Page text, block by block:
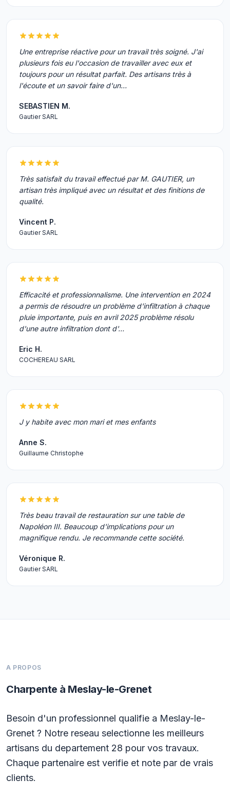
Une entreprise réactive pour un travail très soigné. J'ai
plusieurs fois eu l'occasion de travailler avec eux et
toujours pour un résultat parfait. Des artisans très à
l'écoute et un savoir faire d'un…
SEBASTIEN M.
Gautier SARL
Très satisfait du travail effectué par M. GAUTIER, un
artisan très impliqué avec un résultat et des finitions de
qualité.
Vincent P.
Gautier SARL
Efficacité et professionnalisme. Une intervention en 2024
a permis de résoudre un problème d'infiltration à chaque
pluie importante, puis en avril 2025 problème résolu
d'une autre infiltration dont d'…
Eric H.
COCHEREAU SARL
J y habite avec mon mari et mes enfants
Anne S.
Guillaume Christophe
Très beau travail de restauration sur une table de
Napoléon III. Beaucoup d'implications pour un
magnifique rendu. Je recommande cette société.
Véronique R.
Gautier SARL
A PROPOS
Charpente à Meslay-le-Grenet
Besoin d'un professionnel qualifie a Meslay-le-
Grenet ? Notre reseau selectionne les meilleurs
artisans du departement 28 pour vos travaux.
Chaque partenaire est verifie et note par de vrais
clients.